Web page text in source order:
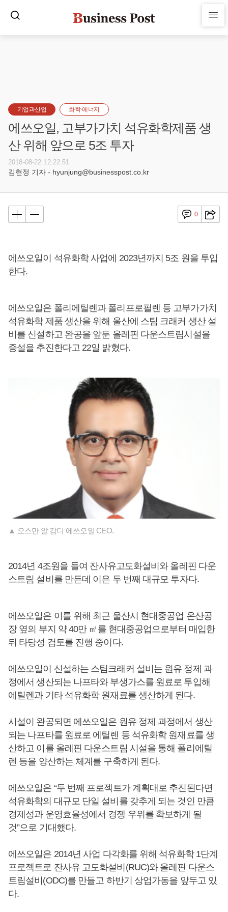
기업과산업 화학·에너지
에쓰오일, 고부가가치 석유화학제품 생
산 위해 앞으로 5조 투자
2018-08-22 12:22:51
김현정 기자 - hyunjung@businesspost.co.kr
0
에쓰오일이 석유화학 사업에 2023년까지 5조 원을 투입
한다.
에쓰오일은 폴리에틸렌과 폴리프로필렌 등 고부가가치
석유화학 제품 생산을 위해 울산에 스팀 크래커 생산 설
비를 신설하고 완공을 앞둔 올레핀 다운스트림시설을
증설을 추진한다고 22일 밝혔다.
▲ 오스만 알 감디 에쓰오일 CEO.
2014년 4조원을 들여 잔사유고도화설비와 올레핀 다운
스트림 설비를 만든데 이은 두 번째 대규모 투자다.
에쓰오일은 이를 위해 최근 울산시 현대중공업 온산공
장 옆의 부지 약 40만 ㎡를 현대중공업으로부터 매입한
뒤 타당성 검토를 진행 중이다.
에쓰오일이 신설하는 스팀크래커 설비는 원유 정제 과
정에서 생산되는 나프타와 부생가스를 원료로 투입해
에틸렌과 기타 석유화학 원재료를 생산하게 된다.
시설이 완공되면 에쓰오일은 원유 정제 과정에서 생산
되는 나프타를 원료로 에틸렌 등 석유화학 원재료를 생
산하고 이를 올레핀 다운스트림 시설을 통해 폴리에틸
렌 등을 양산하는 체계를 구축하게 된다.
에쓰오일은 “두 번째 프로젝트가 계획대로 추진된다면
석유화학의 대규모 단일 설비를 갖추게 되는 것인 만큼
경제성과 운영효율성에서 경쟁 우위를 확보하게 될
것”으로 기대했다.
에쓰오일은 2014년 사업 다각화를 위해 석유화학 1단계
프로젝트로 잔사유 고도화설비(RUC)와 올레핀 다운스
트림설비(ODC)를 만들고 하반기 상업가동을 앞두고 있
다.